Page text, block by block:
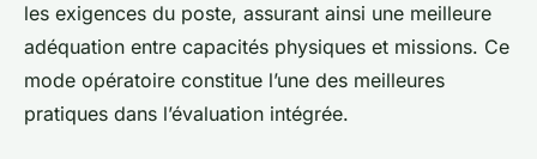
les exigences du poste, assurant ainsi une meilleure
adéquation entre capacités physiques et missions. Ce
mode opératoire constitue l’une des meilleures
pratiques dans l’évaluation intégrée.